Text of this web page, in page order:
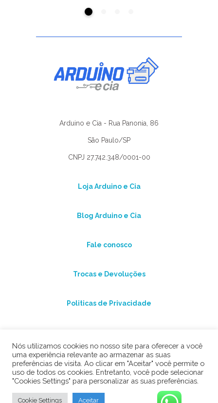
Arduino e Cia - Rua Panonia, 86
São Paulo/SP
CNPJ 27.742.348/0001-00
Loja Arduino e Cia
Blog Arduino e Cia
Fale conosco
Trocas e Devoluções
Politicas de Privacidade
©2026 Arduino e Cia
Nós utilizamos cookies no nosso site para oferecer a você
uma experiência relevante ao armazenar as suas
preferências de visita. Ao clicar em "Aceitar" você permite o
uso de todos os cookies. Entretanto, você pode selecionar
"Cookies Settings" para personalizar as suas preferências.
Cookie Settings Aceitar